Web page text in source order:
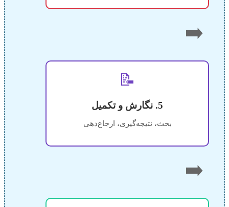
➡️
📝
5. نگارش و تکمیل
بحث، نتیجه‌گیری، ارجاع‌دهی
➡️